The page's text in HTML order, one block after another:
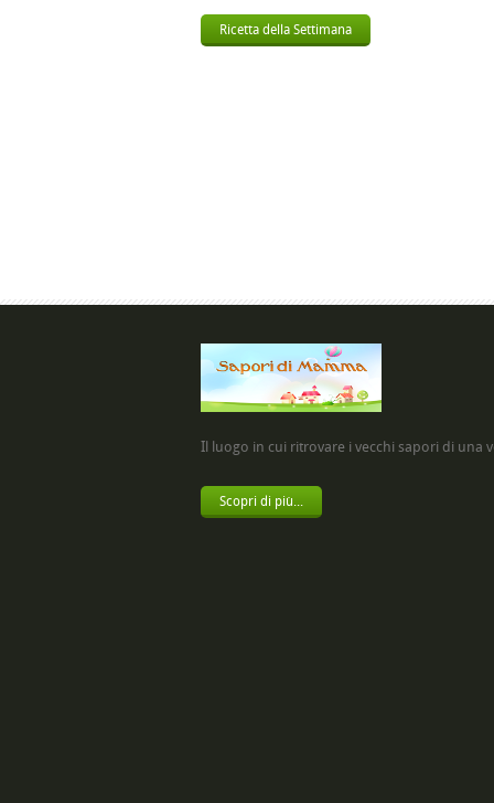
Ricetta della Settimana
Il luogo in cui ritrovare i vecchi sapori di una
Scopri di più...